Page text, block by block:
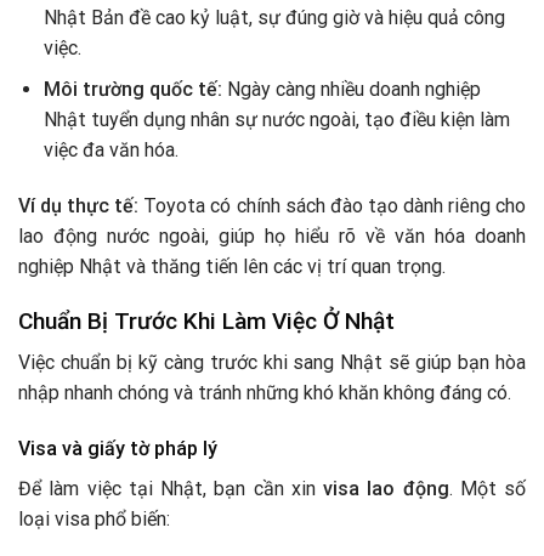
Nhật Bản đề cao kỷ luật, sự đúng giờ và hiệu quả công
việc.
Môi trường quốc tế: Ngày càng nhiều doanh nghiệp
Nhật tuyển dụng nhân sự nước ngoài, tạo điều kiện làm
việc đa văn hóa.
Ví dụ thực tế: Toyota có chính sách đào tạo dành riêng cho
lao động nước ngoài, giúp họ hiểu rõ về văn hóa doanh
nghiệp Nhật và thăng tiến lên các vị trí quan trọng.
Chuẩn Bị Trước Khi Làm Việc Ở Nhật
Việc chuẩn bị kỹ càng trước khi sang Nhật sẽ giúp bạn hòa
nhập nhanh chóng và tránh những khó khăn không đáng có.
Visa và giấy tờ pháp lý
Để làm việc tại Nhật, bạn cần xin visa lao động. Một số
loại visa phổ biến: